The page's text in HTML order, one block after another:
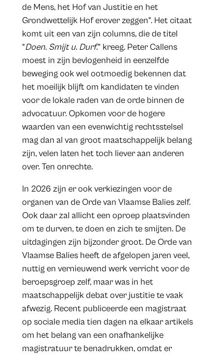
de Mens, het Hof van Justitie en het
Grondwettelijk Hof erover zeggen”. Het citaat
komt uit een van zijn columns, die de titel
“Doen. Smijt u. Durf.” kreeg. Peter Callens
moest in zijn bevlogenheid in eenzelfde
beweging ook wel ootmoedig bekennen dat
het moeilijk blijft om kandidaten te vinden
voor de lokale raden van de orde binnen de
advocatuur. Opkomen voor de hogere
waarden van een evenwichtig rechtsstelsel
mag dan al van groot maatschappelijk belang
zijn, velen laten het toch liever aan anderen
over. Ten onrechte.
In 2026 zijn er ook verkiezingen voor de
organen van de Orde van Vlaamse Balies zelf.
Ook daar zal allicht een oproep plaatsvinden
om te durven, te doen en zich te smijten. De
uitdagingen zijn bijzonder groot. De Orde van
Vlaamse Balies heeft de afgelopen jaren veel,
nuttig en vernieuwend werk verricht voor de
beroepsgroep zelf, maar was in het
maatschappelijk debat over justitie te vaak
afwezig. Recent publiceerde een magistraat
op sociale media tien dagen na elkaar artikels
om het belang van een onafhankelijke
magistratuur te benadrukken, omdat er